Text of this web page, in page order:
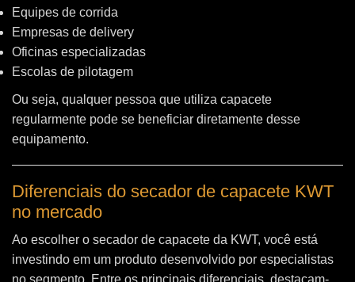
Equipes de corrida
Empresas de delivery
Oficinas especializadas
Escolas de pilotagem
Ou seja, qualquer pessoa que utiliza capacete
regularmente pode se beneficiar diretamente desse
equipamento.
Diferenciais do secador de capacete KWT
no mercado
Ao escolher o secador de capacete da KWT, você está
investindo em um produto desenvolvido por especialistas
no segmento. Entre os principais diferenciais, destacam-